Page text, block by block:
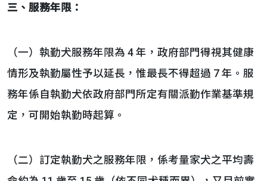
三、 服務年限：
（一）執勤犬服務年限為 4 年，政府部門得視其健康
情形及執勤屬性予以延長，惟最長不得超過 7 年。服
務年係自執勤犬依政府部門所定有關派勤作業基準規
定，可開始執勤時起算。
（二）訂定執勤犬之服務年限，係考量家犬之平均壽